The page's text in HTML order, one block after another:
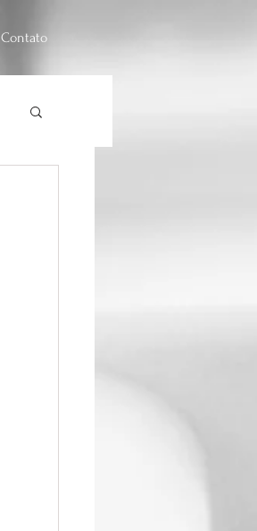
Contato